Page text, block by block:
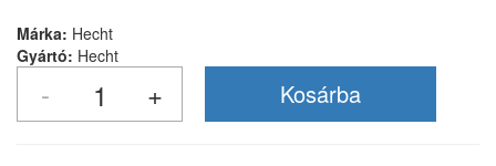
Márka: Hecht
Gyártó: Hecht